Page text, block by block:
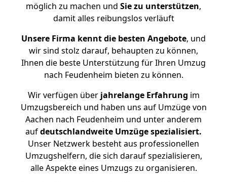
möglich zu machen und Sie zu unterstützen,
damit alles reibungslos verläuft
Unsere Firma kennt die besten Angebote, und
wir sind stolz darauf, behaupten zu können,
Ihnen die beste Unterstützung für Ihren Umzug
nach Feudenheim bieten zu können.
Wir verfügen überjahrelange Erfahrung im
Umzugsbereich und haben uns auf Umzüge von
Aachen nach Feudenheim und unter anderem
aufdeutschlandweite Umzüge spezialisiert.
Unser Netzwerk besteht aus professionellen
Umzugshelfern, die sich darauf spezialisieren,
alle Aspekte eines Umzugs zu organisieren.